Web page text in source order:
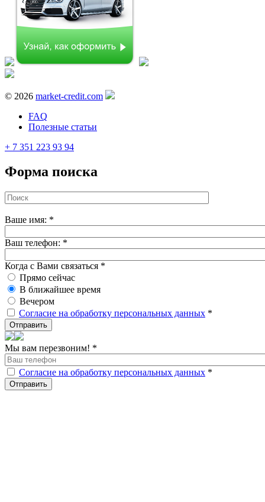
© 2026 market-credit.com
FAQ
Полезные статьи
+ 7 351 223 93 94
Форма поиска
Ваше имя: *
Ваш телефон: *
Когда с Вами связаться *
Прямо сейчас
В ближайшее время
Вечером
Согласие на обработку персональных данных *
Мы вам перезвоним! *
Согласие на обработку персональных данных *